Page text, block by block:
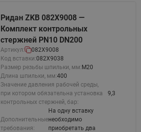
Ридан ZKB 082X9008 —
Комплект контрольных
стержней PN10 DN200
Артикул:
082X9008
Код вставки:082X9038
Размер резьбы шпильки, мм:М20
Длина шпильки, мм:400
Значение давления рабочей среды,
при котором обязательна установка
контрольных стержней, бар:
9,3
Дополнительные
требования:
На одну вставку
необходимо
приобретать два